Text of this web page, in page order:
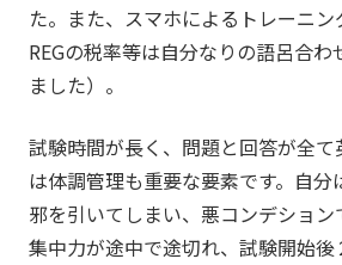
た。また、スマホによるトレーニン
REGの税率等は自分なりの語呂合
ました）。
試験時間が長く、問題と回答が全
は体調管理も重要な要素です。自分
邪を引いてしまい、悪コンデション
集中力が途中で途切れ、試験開始